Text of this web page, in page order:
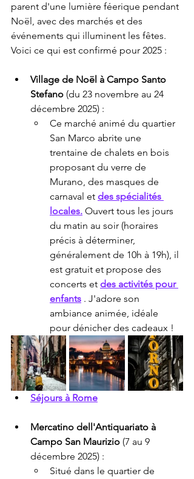
parent d'une lumière féerique pendant
Noël, avec des marchés et des
événements qui illuminent les fêtes.
Voici ce qui est confirmé pour 2025 :
Village de Noël à Campo Santo
Stefano (du 23 novembre au 24
décembre 2025) :
Ce marché animé du quartier
San Marco abrite une
trentaine de chalets en bois
proposant du verre de
Murano, des masques de
carnaval et des spécialités
locales. Ouvert tous les jours
du matin au soir (horaires
précis à déterminer,
généralement de 10h à 19h), il
est gratuit et propose des
concerts et des activités pour
enfants . J'adore son
ambiance animée, idéale
pour dénicher des cadeaux !
Séjours à Rome
Mercatino dell'Antiquariato à
Campo San Maurizio (7 au 9
décembre 2025) :
Situé dans le quartier de